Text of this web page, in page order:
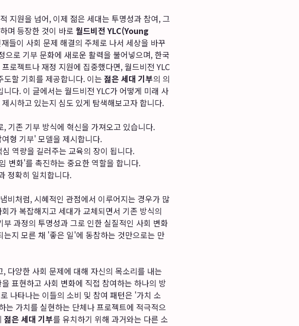
지원을 넘어, 이제 젊은 세대는 투명성과 참여, 그
며 등장한 것이 바로 월드비전 YLC(Young
들이 사회 문제 해결의 주체로 나서 세상을 바꾸
로 기부 문화에 새로운 활력을 불어넣으며, 한국
로젝트나 재정 지원에 집중했다면, 월드비전 YLC
할 기회를 제공합니다. 이는 젊은 세대 기부의 의
다. 이 글에서는 월드비전 YLC가 어떻게 미래 사
시하고 있는지 심도 있게 탐색해보고자 합니다.
기존 기부 방식에 혁신을 가져오고 있습니다.
형 기부' 모델을 제시합니다.
역량을 길러주는 교육의 장이 됩니다.
변화'를 촉진하는 중요한 역할을 합니다.
정확히 일치합니다.
비처럼, 시혜적인 관점에서 이루어지는 경우가 많
가 복잡해지고 세대가 교체되면서 기존 방식의
과정의 투명성과 그로 인한 실질적인 사회 변화
지 모른 채 '좋은 일'에 동참하는 것만으로는 만
다양한 사회 문제에 대해 자신의 목소리를 내는
표현하고 사회 변화에 직접 참여하는 하나의 방
나타나는 이들의 소비 및 참여 패턴은 '가치 소
가치를 실현하는 단체나 프로젝트에 적극적으
젊은 세대 기부를 유치하기 위해 과거와는 다른 소